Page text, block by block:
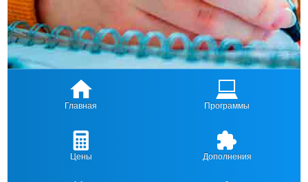
Главная Программы
Цены Дополнения